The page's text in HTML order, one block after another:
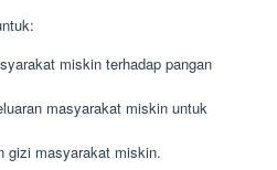
miskin terhadap pangan
masyarakat miskin untuk
gizi masyarakat miskin.